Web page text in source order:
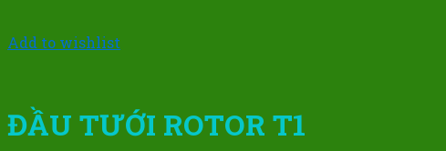
Add to wishlist
ĐẦU TƯỚI ROTOR T1